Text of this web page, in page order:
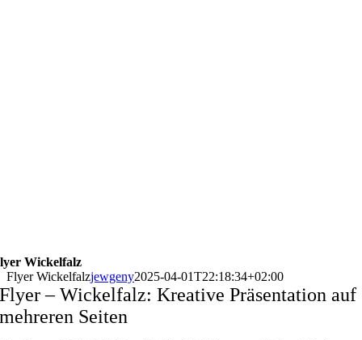
Wickelfalz
Flyer Wickelfalzjewgeny2025-04-01T22:18:34+02:00
Flyer – Wickelfalz: Kreative Präsentation auf
mehreren Seiten